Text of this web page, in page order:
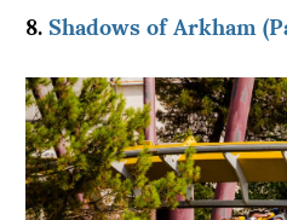
8.Shadows of Arkham